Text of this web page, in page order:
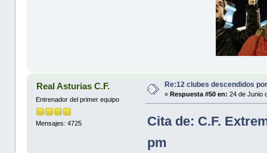
Real Asturias C.F.
Entrenador del primer equipo
Mensajes: 4725
Re:12 clubes descendidos
«Respuesta #50 en: 24 de Junio
Cita de: C.F.
pm